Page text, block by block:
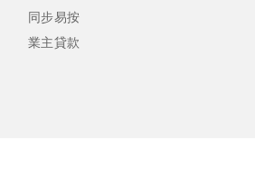
同步易按
業主貸款